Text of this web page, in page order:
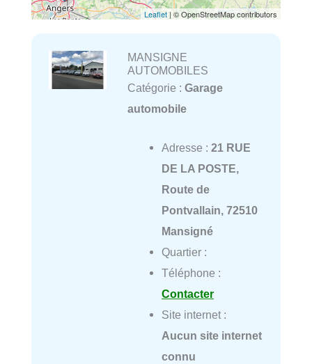
Leaflet | © OpenStreetMap contributors
MANSIGNE
AUTOMOBILES
Catégorie : Garage
automobile
Adresse : 21 RUE
DE LA POSTE,
Route de
Pontvallain, 72510
Mansigné
Quartier :
Téléphone :
Contacter
Site internet :
Aucun site internet
connu